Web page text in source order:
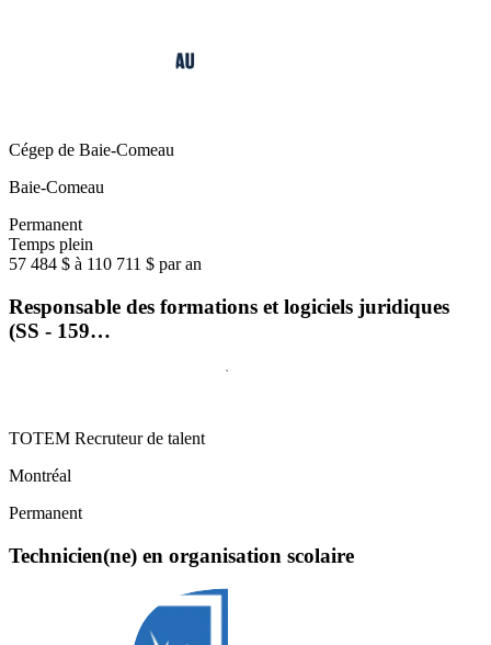
Cégep de Baie-Comeau
Baie-Comeau
Permanent
Temps plein
57 484 $ à 110 711 $ par an
Responsable des formations et logiciels juridiques
(SS - 159…
TOTEM Recruteur de talent
Montréal
Permanent
Technicien(ne) en organisation scolaire